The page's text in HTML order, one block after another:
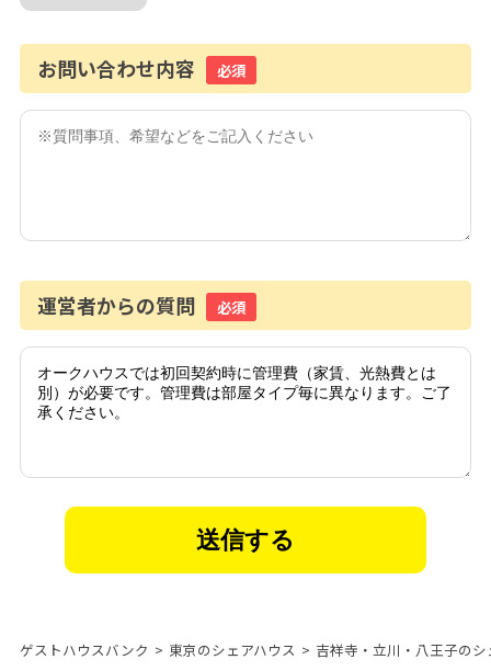
お問い合わせ内容 必須
運営者からの質問 必須
ゲストハウスバンク > 東京のシェアハウス > 吉祥寺・立川・八王子のシ